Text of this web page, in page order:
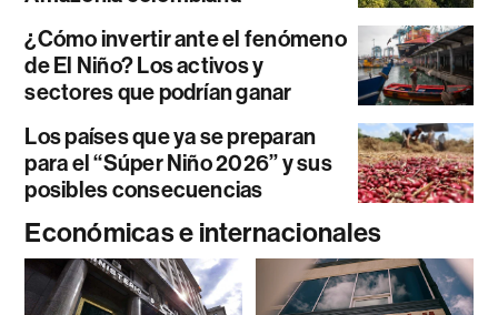
¿Cómo invertir ante el fenómeno
de El Niño? Los activos y
sectores que podrían ganar
Los países que ya se preparan
para el “Súper Niño 2026” y sus
posibles consecuencias
Económicas e internacionales